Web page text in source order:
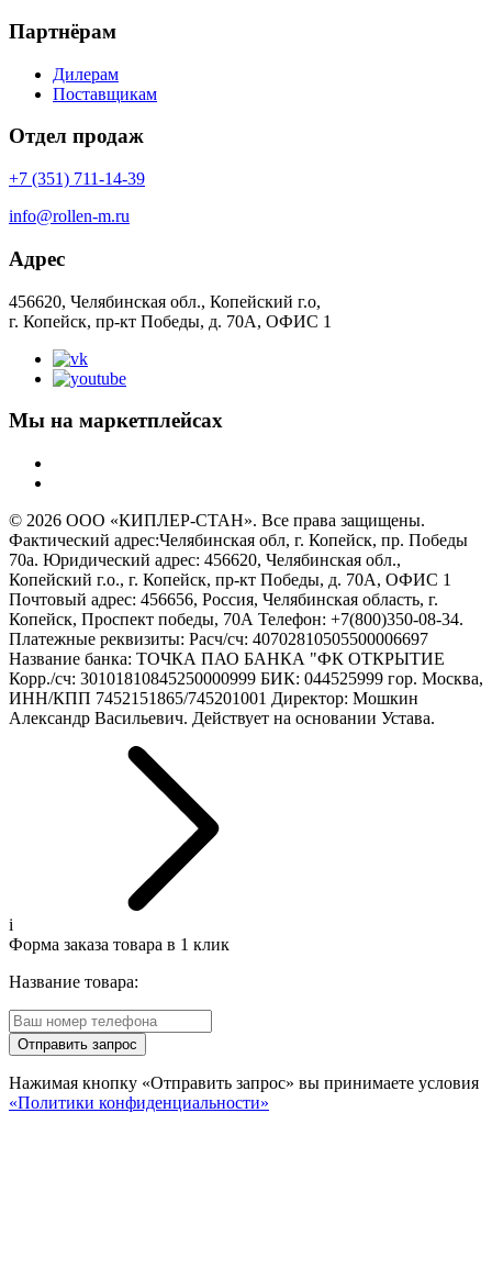
Партнёрам
Дилерам
Поставщикам
Отдел продаж
+7 (351) 711-14-39
info@rollen-m.ru
Адрес
456620, Челябинская обл., Копейский г.о,
г. Копейск, пр-кт Победы, д. 70А, ОФИС 1
Мы на маркетплейсах
© 2026 ООО «КИПЛЕР-СТАН». Все права защищены.
Фактический адрес:Челябинская обл, г. Копейск, пр. Победы
70а. Юридический адрес: 456620, Челябинская обл.,
Копейский г.о., г. Копейск, пр-кт Победы, д. 70А, ОФИС 1
Почтовый адрес: 456656, Россия, Челябинская область, г.
Копейск, Проспект победы, 70А Телефон: +7(800)350-08-34.
Платежные реквизиты: Расч/сч: 40702810505500006697
Название банка: ТОЧКА ПАО БАНКА "ФК ОТКРЫТИЕ
Корр./сч: 30101810845250000999 БИК: 044525999 гор. Москва,
ИНН/КПП 7452151865/745201001 Директор: Мошкин
Александр Васильевич. Действует на основании Устава.
i
Форма заказа товара в 1 клик
Название товара:
Отправить запрос
Нажимая кнопку «Отправить запрос» вы принимаете условия
«Политики конфиденциальности»